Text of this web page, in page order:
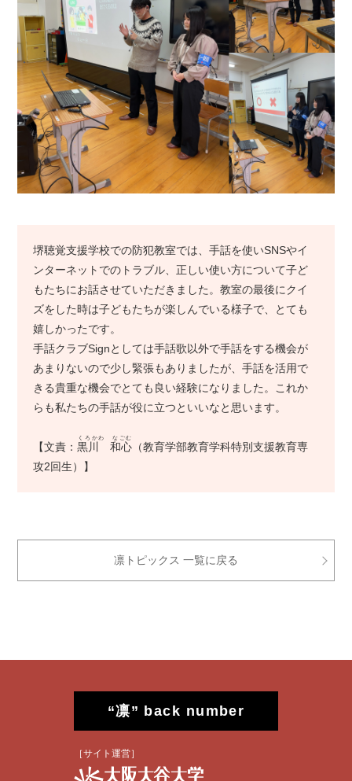
堺聴覚支援学校での防犯教室では、手話を使いSNSやイ
ンターネットでのトラブル、正しい使い方について子ど
もたちにお話させていただきました。教室の最後にクイ
ズをした時は子どもたちが楽しんでいる様子で、とても
嬉しかったです。
手話クラブSignとしては手話歌以外で手話をする機会が
あまりないので少し緊張もありましたが、手話を活用で
きる貴重な機会でとても良い経験になりました。これか
らも私たちの手話が役に立つといいなと思います。
【文責：黒川 和心
くろかわ なごむ
（教育学部教育学科特別支援教育専
攻2回生）】
凛トピックス 一覧に戻る
“凛” back number
［サイト運営］